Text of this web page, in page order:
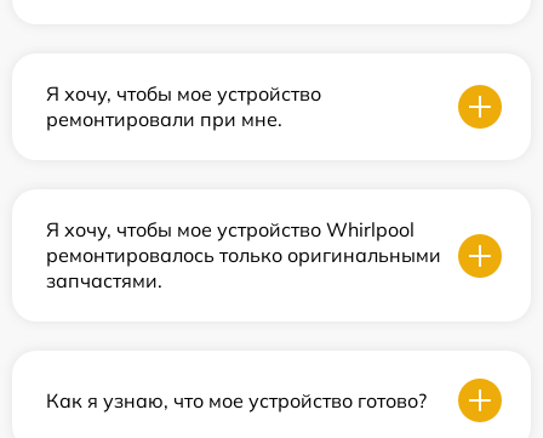
Я хочу, чтобы мое устройство
ремонтировали при мне.
Я хочу, чтобы мое устройство Whirlpool
ремонтировалось только оригинальными
запчастями.
Как я узнаю, что мое устройство готово?